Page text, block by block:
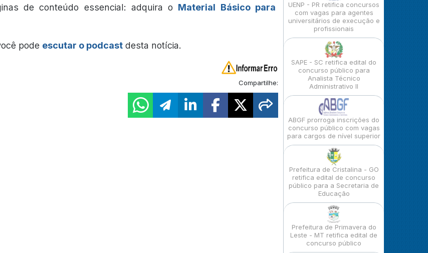
de conteúdo essencial: adquira o Material Básico para
pode escutar o podcast desta notícia.
Compartilhe:
UENP - PR retifica concursos
com vagas para agentes
universitários de execução e
profissionais
SAPE - SC retifica edital do
concurso público para
Analista Técnico
Administrativo II
ABGF prorroga inscrições do
concurso público com vagas
para cargos de nível superior
Prefeitura de Cristalina - GO
retifica edital de concurso
público para a Secretaria de
Educação
Prefeitura de Primavera do
Leste - MT retifica edital de
concurso público